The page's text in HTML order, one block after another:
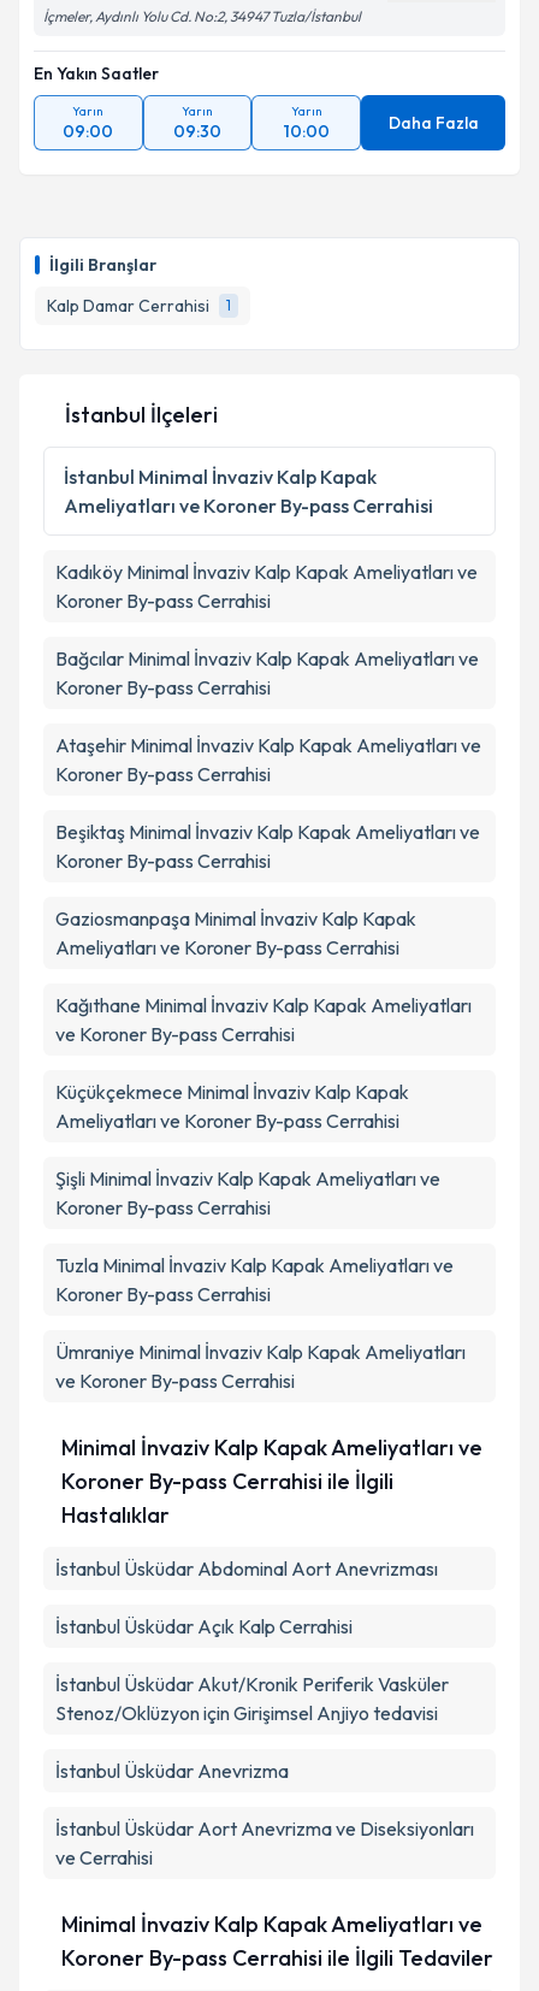
İlgili Branşlar
Kalp Damar Cerrahisi
1
Kişisel verilerimin işlenmesine ilişkinAydınlatma
'ni okudum ve kişisel verilerimin belirtilen
kapsamda işlenmesini kabul ediyorum.
İçmeler, Aydınlı Yolu Cd. No:2, 34947 Tuzla/İstanbul
En Yakın Saatler
Yarın
09:00
Yarın
09:30
Yarın
10:00 Daha Fazla
İstanbul İlçeleri
İstanbul Minimal İnvaziv Kalp Kapak
Ameliyatları ve Koroner By-pass Cerrahisi
Kadıköy Minimal İnvaziv Kalp Kapak Ameliyatları ve
Koroner By-pass Cerrahisi
Bağcılar Minimal İnvaziv Kalp Kapak Ameliyatları ve
Koroner By-pass Cerrahisi
Ataşehir Minimal İnvaziv Kalp Kapak Ameliyatları ve
Koroner By-pass Cerrahisi
Beşiktaş Minimal İnvaziv Kalp Kapak Ameliyatları ve
Koroner By-pass Cerrahisi
Gaziosmanpaşa Minimal İnvaziv Kalp Kapak
Ameliyatları ve Koroner By-pass Cerrahisi
Kağıthane Minimal İnvaziv Kalp Kapak Ameliyatları
ve Koroner By-pass Cerrahisi
Küçükçekmece Minimal İnvaziv Kalp Kapak
Ameliyatları ve Koroner By-pass Cerrahisi
Şişli Minimal İnvaziv Kalp Kapak Ameliyatları ve
Koroner By-pass Cerrahisi
Tuzla Minimal İnvaziv Kalp Kapak Ameliyatları ve
Koroner By-pass Cerrahisi
Ümraniye Minimal İnvaziv Kalp Kapak Ameliyatları
ve Koroner By-pass Cerrahisi
Minimal İnvaziv Kalp Kapak Ameliyatları ve
Koroner By-pass Cerrahisi ile İlgili
Hastalıklar
İstanbul Üsküdar Abdominal Aort Anevrizması
İstanbul Üsküdar Açık Kalp Cerrahisi
İstanbul Üsküdar Akut/Kronik Periferik Vasküler
Stenoz/Oklüzyon için Girişimsel Anjiyo tedavisi
İstanbul Üsküdar Anevrizma
İstanbul Üsküdar Aort Anevrizma ve Diseksiyonları
ve Cerrahisi
Minimal İnvaziv Kalp Kapak Ameliyatları ve
Koroner By-pass Cerrahisi ile İlgili Tedaviler